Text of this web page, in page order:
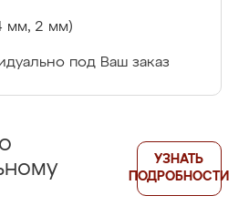
мм, 2 мм)
под Ваш заказ
УЗНАТЬ
ПОДРОБНОСТИ